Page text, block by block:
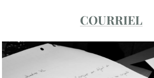
COURRIEL